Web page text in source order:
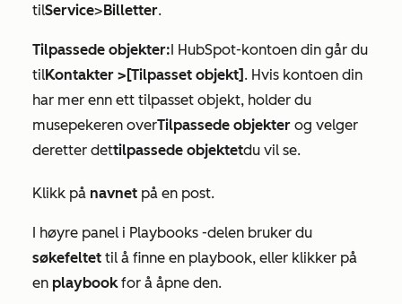
tilService>Billetter.
Tilpassede objekter:I HubSpot-kontoen din går du
tilKontakter > [Tilpasset objekt] . Hvis kontoen din
har mer enn ett tilpasset objekt, holder du
musepekeren overTilpassede objekter og velger
deretter dettilpassede objektetdu vil se.
Klikk på navnet på en post.
I høyre panel i Playbooks -delen bruker du
søkefeltet til å finne en playbook, eller klikker på
en playbookfor å åpne den.